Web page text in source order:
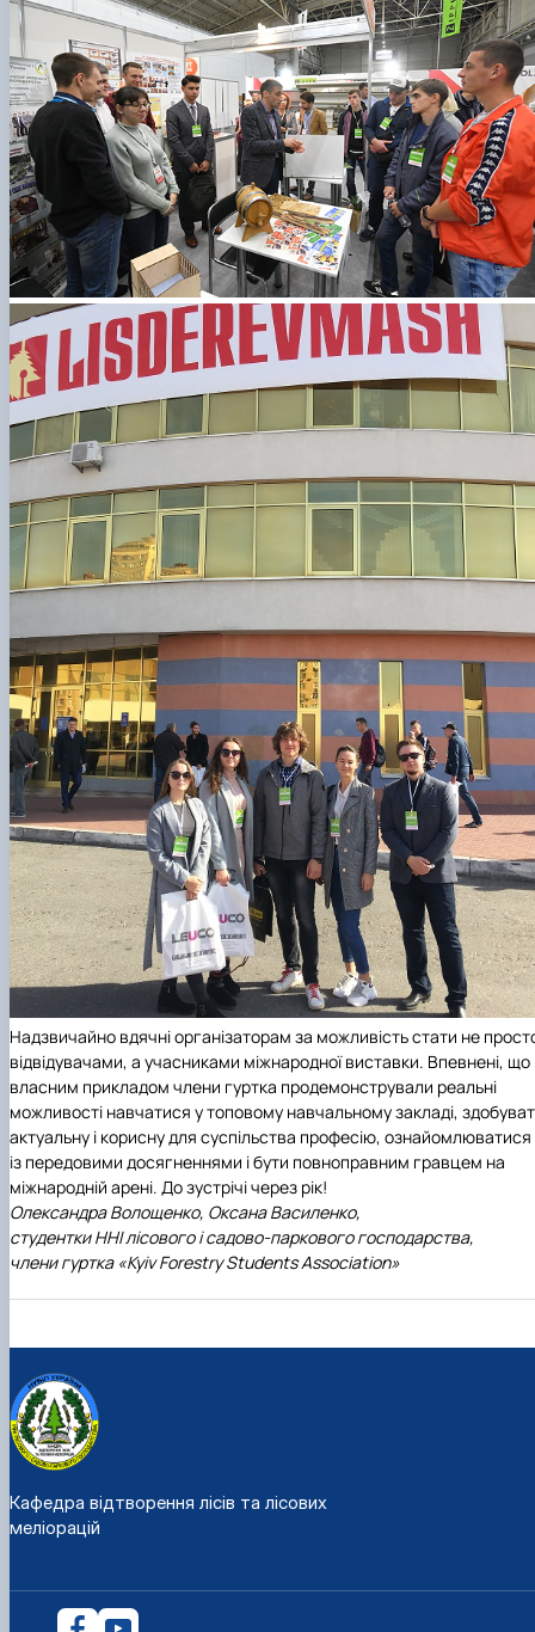
Надзвичайно вдячні організаторам за можливість стати не
відвідувачами, а учасниками міжнародної виставки. Впевнені, що
власним прикладом члени гуртка продемонстрували реальні
можливості навчатися у топовому навчальному закладі,
актуальну і корисну для суспільства професію, ознайомлюватися
із передовими досягненнями і бути повноправним гравцем на
міжнародній арені. До зустрічі через рік!
Олександра Волощенко, Оксана Василенко,
студентки ННІ лісового і садово-паркового господарства,
члени гуртка «Kyiv Forestry Students Association»
Кафедра відтворення лісів та лісових
меліорацій